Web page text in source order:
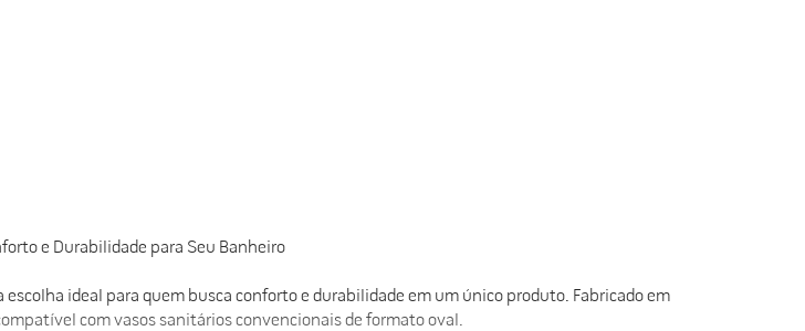
e Durabilidade para Seu Banheiro
ideal para quem busca conforto e durabilidade em um único produto. Fabricado em
com vasos sanitários convencionais de formato oval.